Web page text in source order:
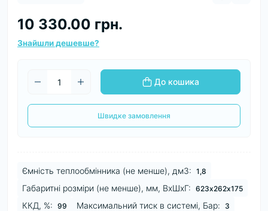
10 330.00 грн.
Знайшли дешевше?
До кошика
Швидке замовлення
Ємність теплообмінника (не менше), дм3: 1,8
Габаритні розміри (не менше), мм, ВхШхГ: 623х262х175
ККД, %: 99 Максимальний тиск в системі, Бар: 3